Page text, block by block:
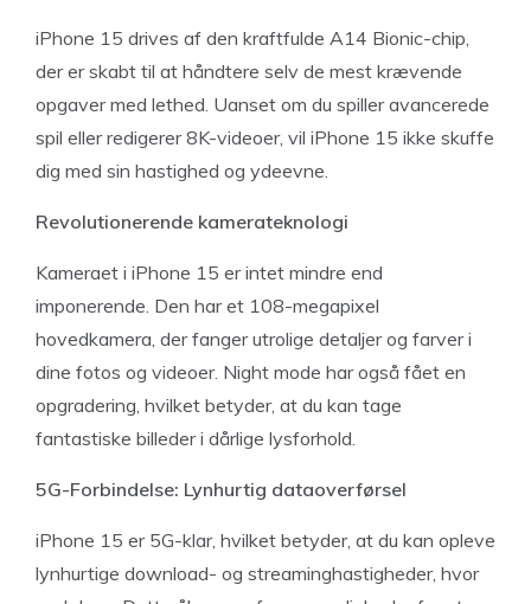
iPhone 15 drives af den kraftfulde A14 Bionic-chip,
der er skabt til at håndtere selv de mest krævende
opgaver med lethed. Uanset om du spiller avancerede
spil eller redigerer 8K-videoer, vil iPhone 15 ikke skuffe
dig med sin hastighed og ydeevne.
Revolutionerende kamerateknologi
Kameraet i iPhone 15 er intet mindre end
imponerende. Den har et 108-megapixel
hovedkamera, der fanger utrolige detaljer og farver i
dine fotos og videoer. Night mode har også fået en
opgradering, hvilket betyder, at du kan tage
fantastiske billeder i dårlige lysforhold.
5G-Forbindelse: Lynhurtig dataoverførsel
iPhone 15 er 5G-klar, hvilket betyder, at du kan opleve
lynhurtige download- og streaminghastigheder, hvor